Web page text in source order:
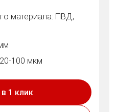
материала: ПВД,
100 мкм
1 клик